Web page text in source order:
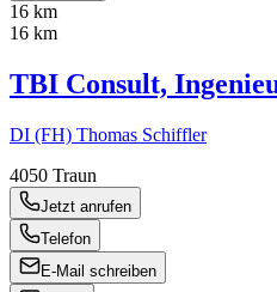
16 km
16 km
TBI Consult,
DI (FH) Thomas Schiffler
4050 Traun
Jetzt anrufen
Telefon
E-Mail schreiben